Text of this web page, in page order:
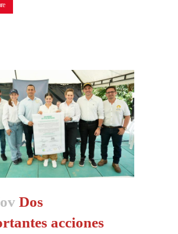
Dos
acciones